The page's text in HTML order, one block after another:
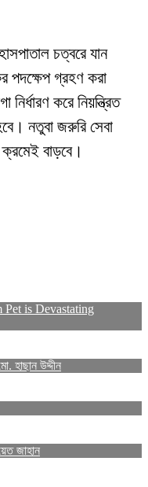
চত্বরে যান
পদক্ষেপ গ্রহণ করা
করে নিয়ন্ত্রিত
নতুবা জরুরি সেবা
বাড়বে।
is Devastating
হাছান উদ্দীন
জাহান